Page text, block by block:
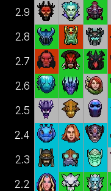
2.9
2.8
2.7
2.6
2.5
2.4
2.3
2.2